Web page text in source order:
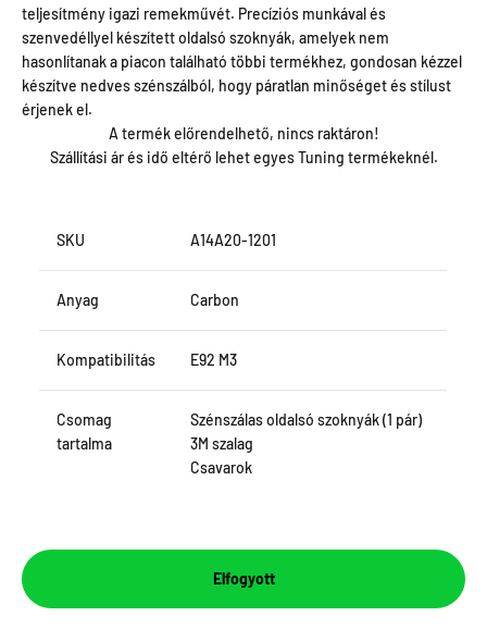
teljesítmény igazi remekművét. Precíziós munkával és
szenvedéllyel készített oldalsó szoknyák, amelyek nem
hasonlítanak a piacon található többi termékhez, gondosan kézzel
készítve nedves szénszálból, hogy páratlan minőséget és stílust
érjenek el.
A termék előrendelhető, nincs raktáron!
Szállítási ár és idő eltérő lehet egyes Tuning termékeknél.
SKU A14A20-1201
Anyag Carbon
Kompatibilitás E92 M3
Csomag
tartalma
Szénszálas oldalsó szoknyák (1 pár)
3M szalag
Csavarok
Elfogyott